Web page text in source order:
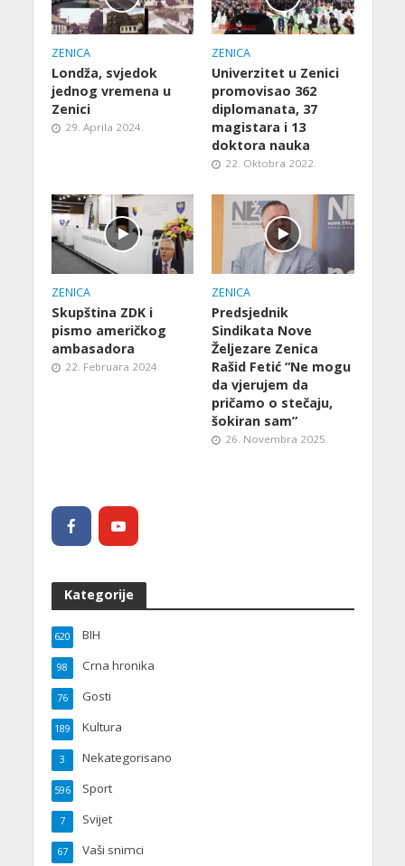
ZENICA
Londža, svjedok
jednog vremena u
Zenici
29. Aprila 2024.
ZENICA
Univerzitet u Zenici
promovisao 362
diplomanata, 37
magistara i 13
doktora nauka
22. Oktobra 2022.
ZENICA
Skupština ZDK i
pismo američkog
ambasadora
22. Februara 2024.
ZENICA
Predsjednik
Sindikata Nove
Željezare Zenica
Rašid Fetić “Ne mogu
da vjerujem da
pričamo o stečaju,
šokiran sam”
26. Novembra 2025.
Kategorije
BIH
620
Crna hronika
98
Gosti
76
Kultura
189
Nekategorisano
3
Sport
596
Svijet
7
Vaši snimci
67